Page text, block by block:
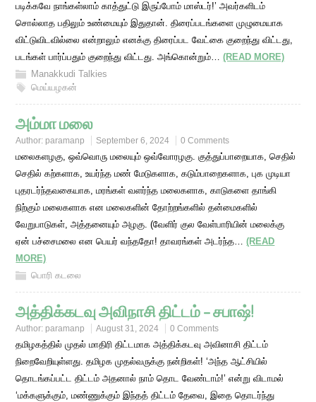
படிக்கவே நாங்கள்லாம் காத்துட்டு இருப்போம் மாஸ்டர்!’ அவர்களிடம்
சொல்லாத பதிலும் உண்மையும் இதுதான். திரைப்படங்களை முழுமையாக
விட்டுவிடவில்லை என்றாலும் எனக்கு திரைப்பட வேட்கை குறைந்து விட்டது,
படங்கள் பார்ப்பதும் குறைந்து விட்டது. அங்கொன்றும்…(READ MORE)
Manakkudi Talkies
மெய்யழகன்
அம்மா மலை
Author: paramanp September 6, 2024 0 Comments
மலைகளழகு, ஒவ்வொரு மலையும் ஒவ்வோரழகு. குத்துப்பாறையாக, செதில்
செதில் கற்களாக, உயர்ந்த மண் மேடுகளாக, கடும்பாறைகளாக, புக முடியா
புதரடர்ந்தவகையாக, மரங்கள் வளர்ந்த மலைகளாக, காடுகளை தாங்கி
நிற்கும் மலைகளாக என மலைகளின் தோற்றங்களில் தன்மைகளில்
வேறுபாடுகள், அத்தனையும் அழகு. (வேளிர் குல வேள்பாரியின் மலைக்கு
ஏன் பச்சைமலை என பெயர் வந்ததோ! தாவரங்கள் அடர்ந்த…(READ
MORE)
பொரி கடலை
அத்திக்கடவு அவிநாசி திட்டம் – சபாஷ்!
Author: paramanp August 31, 2024 0 Comments
தமிழகத்தில் முதல் மாதிரி திட்டமாக அத்திக்கடவு அவினாசி திட்டம்
நிறைவேறியுள்ளது. தமிழக முதல்வருக்கு நன்றிகள்! ‘அந்த ஆட்சியில்
தொடங்கப்பட்ட திட்டம் அதனால் நாம் தொட வேண்டாம்!’ என்று விடாமல்
‘மக்களுக்கும், மண்ணுக்கும் இந்தத் திட்டம் தேவை, இதை தொடர்ந்து